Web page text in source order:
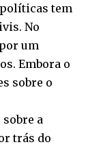
tem
No
um
Embora o
sobre o
a
trás do